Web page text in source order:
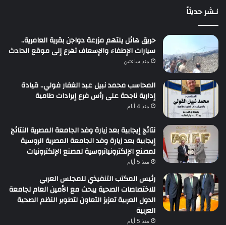
نـشر حديثاً
حريق هائل يلتهم مزرعة دواجن بقرية العامرية..
سيارات الإطفاء والإسعاف تهرع إلى موقع الحادث
منذ ساعتين
المحاسب محمد نبيل عبد الغفار فولي.. قيادة
إدارية ناجحة على رأس فرع إيرادات طامية
منذ 4 أيام
نتائج إيجابية بعد زيارة وفد الجامعة المصرية النتائج
إيجابية بعد زيارة وفد الجامعة المصرية الروسية
لمصنع الإلكترونياتروسية لمصنع الإلكترونيات
منذ 5 أيام
رئيس المكتب التنفيذي للمجلس العربي
للاختصاصات الصحية يبحث مع الأمين العام لجامعة
الدول العربية تعزيز التعاون لتطوير النظم الصحية
العربية
منذ 5 أيام